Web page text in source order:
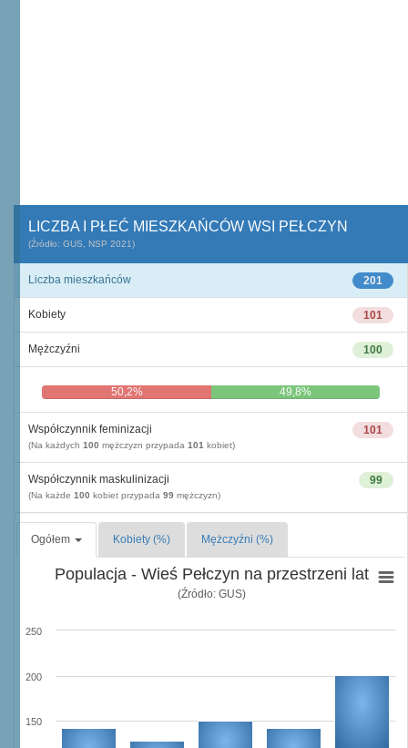
LICZBA I PŁEĆ MIESZKAŃCÓW WSI PEŁCZYN
(Źródło: GUS, NSP 2021)
201
Liczba mieszkańców
101
Kobiety
100
Mężczyźni
50,2% 49,8%
101
Współczynnik feminizacji
(Na każdych 100 mężczyzn przypada 101 kobiet)
99
Współczynnik maskulinizacji
(Na każde 100 kobiet przypada 99 mężczyzn)
Ogółem Kobiety (%) Mężczyźni (%)
Populacja - Wieś Pełczyn na przestrzeni lat
(Źródło: GUS)
150
200
250